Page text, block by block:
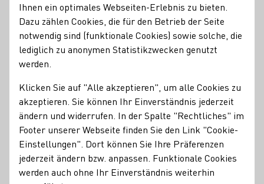
Weinbergswanderung
mit Weinprobe -
Weingut Schmitt-Kranz,
Riol / Mosel
12.09.2614:00 - 17:00 Uhr
Nachfolgende Termine:
03.10.2614:00 - 17:00 Uhr
Ihnen ein optimales Webseiten-Erlebnis zu bieten.
Dazu zählen Cookies, die für den Betrieb der Seite
notwendig sind (funktionale Cookies) sowie solche, die
lediglich zu anonymen Statistikzwecken genutzt
werden.
Klicken Sie auf "Alle akzeptieren", um alle Cookies zu
akzeptieren. Sie können Ihr Einverständnis jederzeit
ändern und widerrufen. In der Spalte "Rechtliches" im
Footer unserer Webseite finden Sie den Link "Cookie-
Einstellungen". Dort können Sie Ihre Präferenzen
jederzeit ändern bzw. anpassen. Funktionale Cookies
werden auch ohne Ihr Einverständnis weiterhin